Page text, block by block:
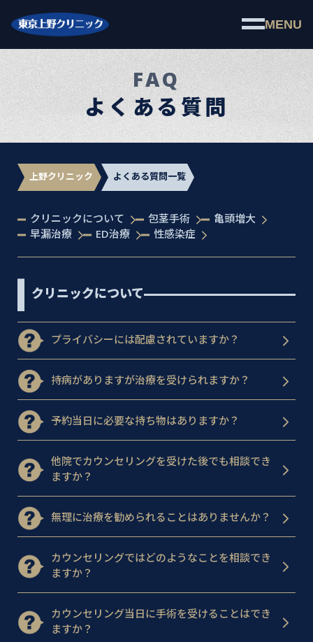
MENU
FAQ
よくある質問
上野クリニック よくある質問一覧
クリニックについて 包茎手術
亀頭増大
早漏治療
ED治療 性感染症
クリニックについて
プライバシーには配慮されていますか？
持病がありますが治療を受けられますか？
予約当日に必要な持ち物はありますか？
他院でカウンセリングを受けた後でも相談でき
ますか？
無理に治療を勧められることはありませんか？
カウンセリングではどのようなことを相談でき
ますか？
カウンセリング当日に手術を受けることはでき
ますか？